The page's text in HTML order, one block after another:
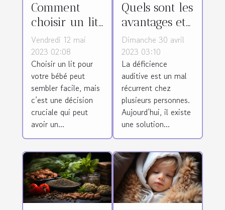
Comment
choisir un lit
adapté pour
son bébé ?
Vendredi 12 mai
2023 02:08
Choisir un lit pour
votre bébé peut
sembler facile, mais
c’est une décision
cruciale qui peut
avoir un...
Quels sont les
avantages et
les critères
de choix d’un
appareil
auditif ?
Dimanche 30 avril
2023 03:10
La déficience
auditive est un mal
récurrent chez
plusieurs personnes.
Aujourd’hui, il existe
une solution...